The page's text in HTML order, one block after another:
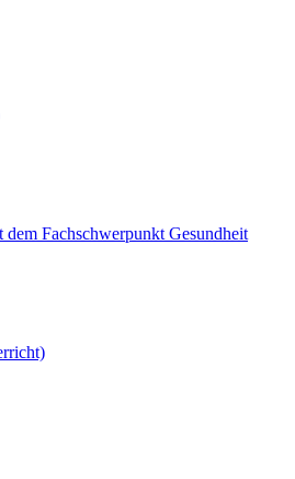
Fachschwerpunkt Gesundheit